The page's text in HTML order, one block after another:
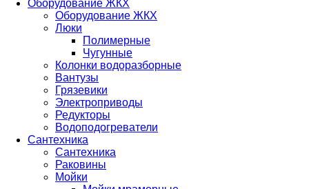
Оборудование ЖКХ
Оборудование ЖКХ
Люки
Полимерные
Чугунные
Колонки водоразборные
Вантузы
Грязевики
Электроприводы
Редукторы
Водоподогреватели
Сантехника
Сантехника
Раковины
Мойки